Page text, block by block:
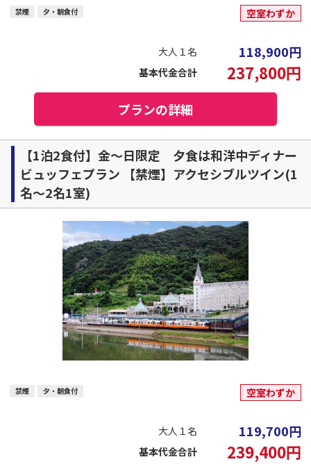
禁煙 夕・朝食付 空室わずか
大人１名 118,900円
基本代金合計 237,800円
プランの詳細
【1泊2食付】金～日限定 夕食は和洋中ディナー
ビュッフェプラン 【禁煙】アクセシブルツイン(1
名～2名1室)
禁煙 夕・朝食付 空室わずか
大人１名 119,700円
基本代金合計 239,400円